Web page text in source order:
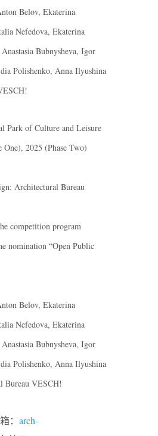
Belov, Ekaterina
Nefedova, Ekaterina
Bubnysheva, Igor
Polishenko, Anna Ilyushina
Park of Culture and Leisure
One), 2025 (Phase Two)
Architectural Bureau
competition program
nomination “Open Public
Belov, Ekaterina
Nefedova, Ekaterina
Bubnysheva, Igor
Polishenko, Anna Ilyushina
Bureau VESCH!
： arch-